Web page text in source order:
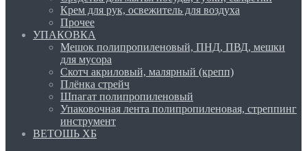
Крем для рук, освежитель для воздуха
Прочее
УПАКОВКА
Мешок полипропиленовый, ПНД, ПВД, мешки
для мусора
Скотч акриловый, малярный (крепп)
Плёнка стрейч
Шпагат полипропиленовый
Упаковочная лента полипропиленовая, стреппинг
инструмент
ВЕТОШЬ ХБ